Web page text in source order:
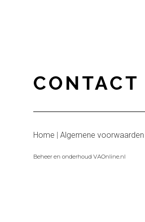
CONTACT
Home |Algemene voorwaarden
Beheer en onderhoud VAOnline.nl